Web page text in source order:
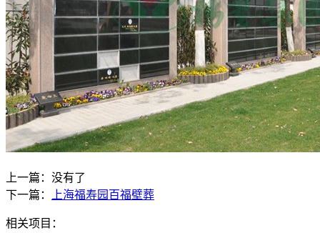
上一篇：没有了
下一篇：
上海福寿园百福壁葬
相关项目：